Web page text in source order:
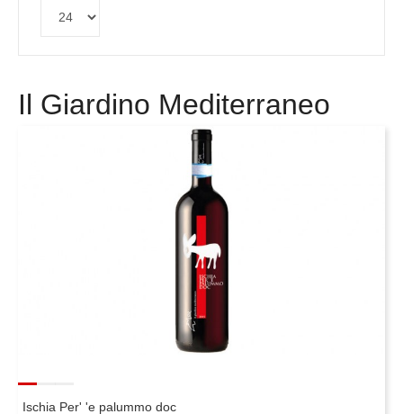
Il Giardino Mediterraneo
Ischia Per' 'e palummo doc